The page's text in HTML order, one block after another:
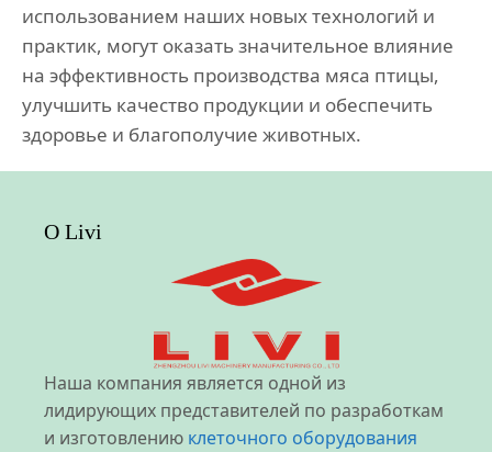
использованием наших новых технологий и
практик, могут оказать значительное влияние
на эффективность производства мяса птицы,
улучшить качество продукции и обеспечить
здоровье и благополучие животных.
О Livi
Наша компания является одной из
лидирующих представителей по разработкам
и изготовлению клеточного оборудования